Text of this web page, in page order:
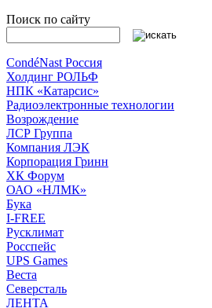
Поиск по сайту
CondéNast Россия
Холдинг РОЛЬФ
НПК «Катарсис»
Радиоэлектронные технологии
Возрождение
ЛСР Группа
Компания ЛЭК
Корпорация Гринн
ХК Форум
ОАО «НЛМК»
Бука
I-FREE
Русклимат
Росспейс
UPS Games
Веста
Северсталь
ЛЕНТА